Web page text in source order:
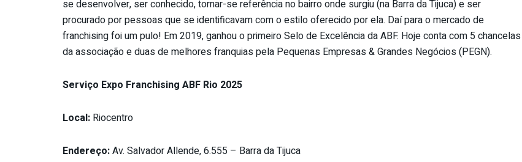
se desenvolver, ser conhecido, tornar-se referência no bairro onde surgiu (na Barra da Tijuca) e ser
procurado por pessoas que se identificavam com o estilo oferecido por ela. Daí para o mercado de
franchising foi um pulo! Em 2019, ganhou o primeiro Selo de Excelência da ABF. Hoje conta com 5 chancelas
da associação e duas de melhores franquias pela Pequenas Empresas & Grandes Negócios (PEGN).
Serviço Expo Franchising ABF Rio 2025
Local: Riocentro
Endereço:Av. Salvador Allende, 6.555 – Barra da Tijuca